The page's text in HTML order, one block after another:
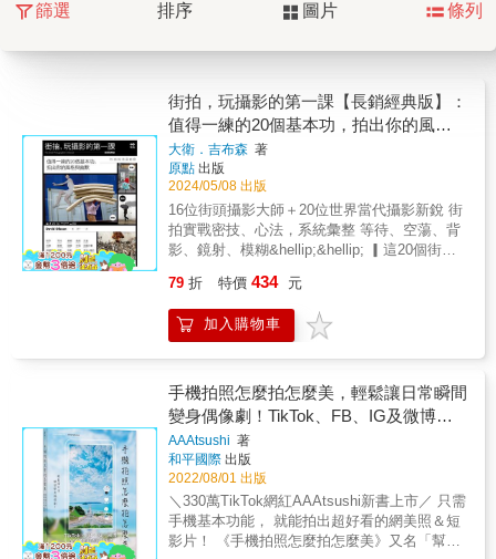
篩選 排序 圖片 條列
街拍，玩攝影的第一課【長銷經典版】：
值得一練的20個基本功，拍出你的風格
與幽默
大衛．吉布森 著
原點 出版
2024/05/08 出版
16位街頭攝影大師＋20位世界當代攝影新銳 街
拍實戰密技、心法，系統彙整 等待、空蕩、背
影、鏡射、模糊&hellip;&hellip; ▎這20個街拍
│安靜│抽象│靜止│主體 5大主題，20個拍攝行
動， 揭開決定性瞬間的祕密，破解好照片的法
則 讓你的作品在社群網站中脫穎而出！ ●這些
不到的街拍困惑，終於找到解答 ●倫敦TATE
MODERN工作坊教師，職人級解析大師作品經
典攝影集 ●20位全球當代頂尖新銳示範，掌握
當下的街拍風格與新脈動 ▎掌握基本心法，讓
你的作品在社群網站中脫穎而出！ 攝影一定要
拍人嗎？如何營造空蕩的美感？鏡射、倒影，
如何靈活應用，比拍到真人更耐人尋味？如何
等，才能等到好照片？如何跟對人，竟能跟出
決定性瞬間？跟蹤五分鐘以上，不僅不實際，
79 折 特價 434 元
加入購物車
手機拍照怎麼拍怎麼美，輕鬆讓日常瞬間
變身偶像劇！TikTok、FB、IG及微博都
好用，日本330萬人氣內
AAAtsushi 著
和平國際 出版
2022/08/01 出版
＼330萬TikTok網紅AAAtsushi新書上市／ 只需
手機基本功能， 就能拍出超好看的網美照＆短
影片！ 《手機拍照怎麼拍怎麼美》又名「幫女